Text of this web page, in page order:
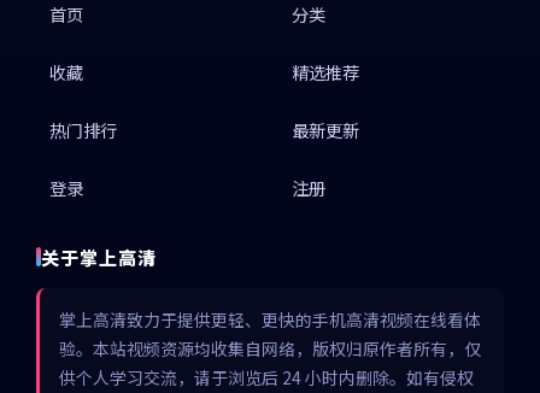
首页 分类
收藏 精选推荐
热门排行 最新更新
登录 注册
关于掌上高清
掌上高清致力于提供更轻、更快的手机高清视频在线看体
验。本站视频资源均收集自网络，版权归原作者所有，仅
供个人学习交流，请于浏览后 24 小时内删除。如有侵权